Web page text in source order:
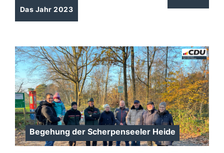
Das Jahr 2023
Begehung der Scherpenseeler Heide